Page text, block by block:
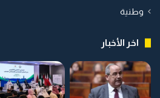
وطنية
اخر الأخبار